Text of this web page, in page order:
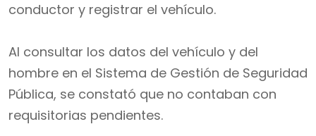
conductor y registrar el vehículo.
Al consultar los datos del vehículo y del
hombre en el Sistema de Gestión de Seguridad
Pública, se constató que no contaban con
requisitorias pendientes.